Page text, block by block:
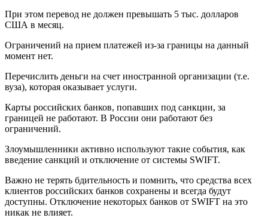
При этом перевод не должен превышать 5 тыс. долларов
США в месяц.
Ограничений на прием платежей из-за границы на данный
момент нет.
Перечислить деньги на счет иностранной организации (т.е.
вуза), которая оказывает услуги.
Карты российских банков, попавших под санкции, за
границей не работают. В России они работают без
ограничений.
Злоумышленники активно используют такие события, как
введение санкций и отключение от системы SWIFT.
Важно не терять бдительность и помнить, что средства всех
клиентов российских банков сохранены и всегда будут
доступны. Отключение некоторых банков от SWIFT на это
никак не влияет.